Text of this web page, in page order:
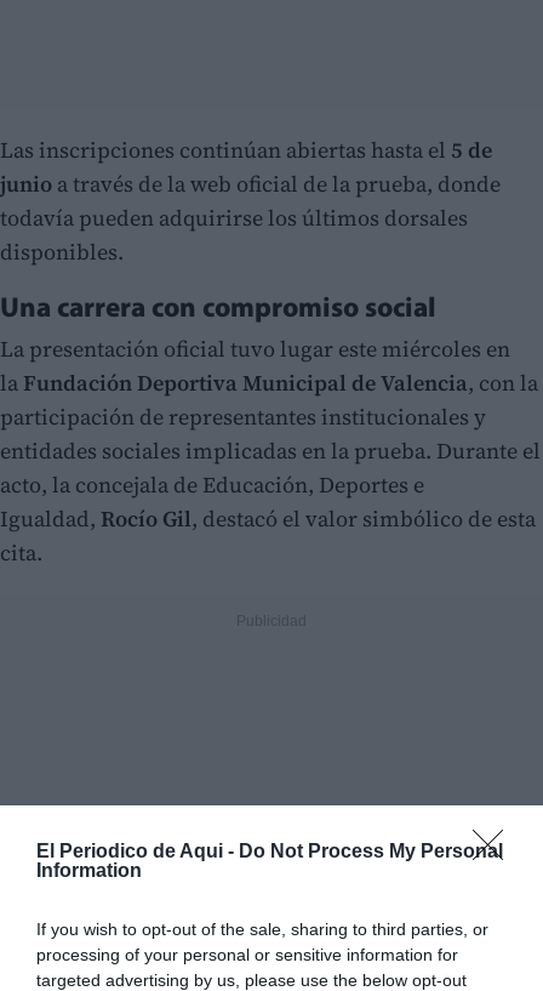
El Periodico de Aqui - Do Not Process My Personal
Information
If you wish to opt-out of the sale, sharing to third parties, or
processing of your personal or sensitive information for
targeted advertising by us, please use the below opt-out
Las inscripciones continúan abiertas hasta el 5 de
junio a través de la web oficial de la prueba, donde
todavía pueden adquirirse los últimos dorsales
disponibles.
Una carrera con compromiso social
La presentación oficial tuvo lugar este miércoles en
la Fundación Deportiva Municipal de Valencia, con la
participación de representantes institucionales y
entidades sociales implicadas en la prueba. Durante el
acto, la concejala de Educación, Deportes e
Igualdad, Rocío Gil, destacó el valor simbólico de esta
cita.